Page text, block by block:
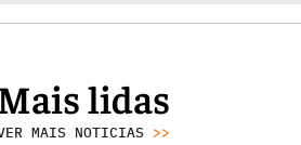
lidas
MAIS NOTICIAS >>